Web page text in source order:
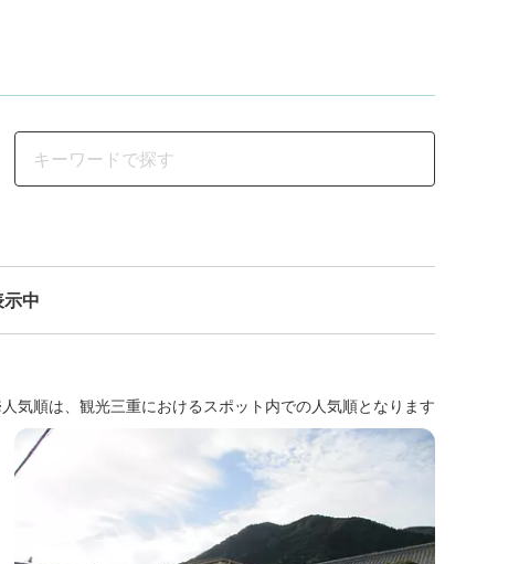
中
気順は、観光三重におけるスポット内での人気順となります